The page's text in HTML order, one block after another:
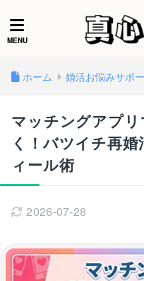
ホーム 婚活お悩みサポ
マッチングアプ
く！バツイチ再
ィール術
2026-07-28